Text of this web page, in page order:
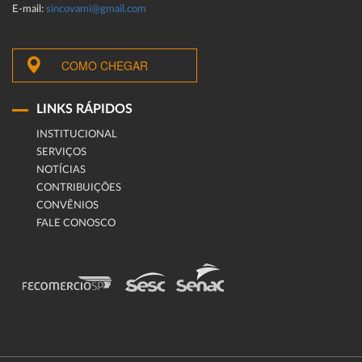
E-mail: sincovami@gmail.com
COMO CHEGAR
LINKS RÁPIDOS
INSTITUCIONAL
SERVIÇOS
NOTÍCIAS
CONTRIBUIÇÕES
CONVÊNIOS
FALE CONOSCO